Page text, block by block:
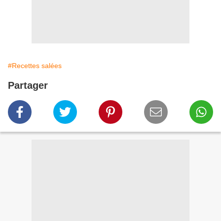
#Recettes salées
Partager